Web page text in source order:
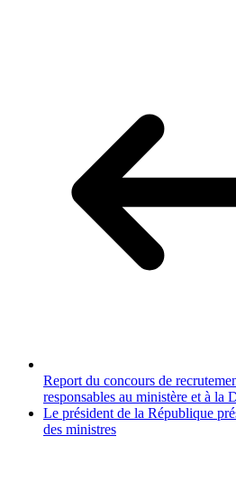
Report du concours de
responsables au ministère et à la
Le président de la République
des ministres